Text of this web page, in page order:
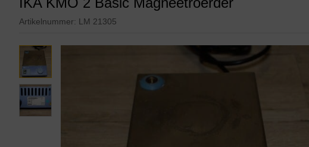
Artikelnummer: LM 21305